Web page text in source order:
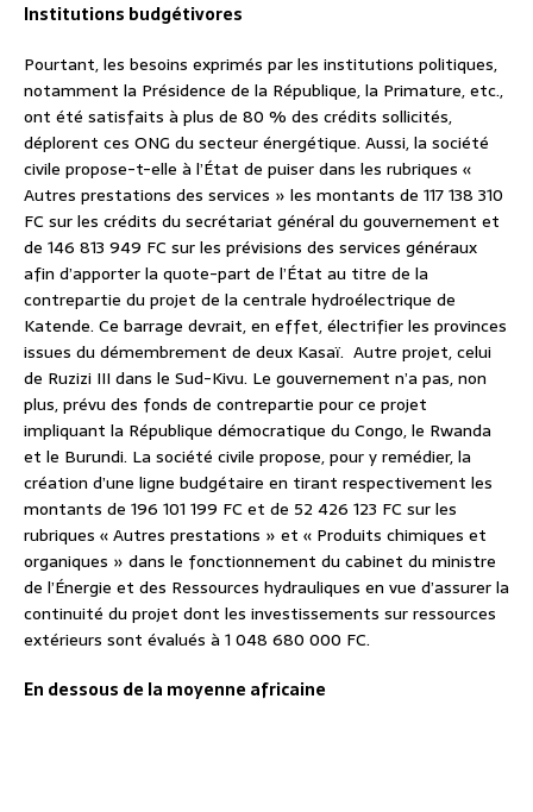
Institutions budgétivores
Pourtant, les besoins exprimés par les institutions politiques,
notamment la Présidence de la République, la Primature, etc.,
ont été satisfaits à plus de 80 % des crédits sollicités,
déplorent ces ONG du secteur énergétique. Aussi, la société
civile propose-t-elle à l’État de puiser dans les rubriques «
Autres prestations des services » les montants de 117 138 310
FC sur les crédits du secrétariat général du gouvernement et
de 146 813 949 FC sur les prévisions des services généraux
afin d’apporter la quote-part de l’État au titre de la
contrepartie du projet de la centrale hydroélectrique de
Katende. Ce barrage devrait, en effet, électrifier les provinces
issues du démembrement de deux Kasaï. Autre projet, celui
de Ruzizi III dans le Sud-Kivu. Le gouvernement n’a pas, non
plus, prévu des fonds de contrepartie pour ce projet
impliquant la République démocratique du Congo, le Rwanda
et le Burundi. La société civile propose, pour y remédier, la
création d’une ligne budgétaire en tirant respectivement les
montants de 196 101 199 FC et de 52 426 123 FC sur les
rubriques « Autres prestations » et « Produits chimiques et
organiques » dans le fonctionnement du cabinet du ministre
de l’Énergie et des Ressources hydrauliques en vue d’assurer la
continuité du projet dont les investissements sur ressources
extérieurs sont évalués à 1 048 680 000 FC.
En dessous de la moyenne africaine